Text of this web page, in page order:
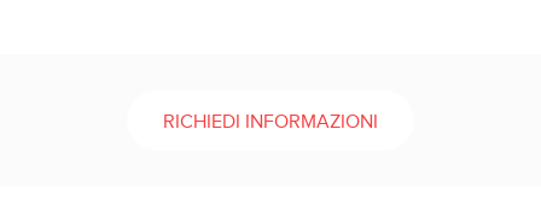
RICHIEDI INFORMAZIONI